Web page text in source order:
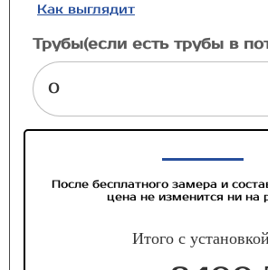
Как выглядит
Трубы(если есть трубы в
После бесплатного замера и
цена не изменится ни на
Итого с